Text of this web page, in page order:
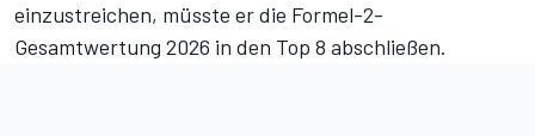
einzustreichen, müsste er die Formel-2-
Gesamtwertung 2026 in den Top 8 abschließen.